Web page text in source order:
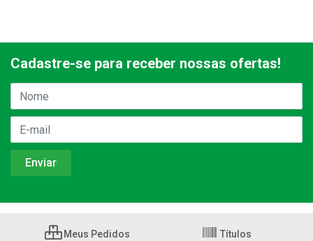
Cadastre-se para receber nossas ofertas!
Meus Pedidos Títulos